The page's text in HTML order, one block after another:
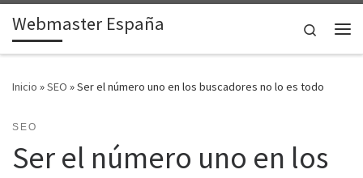
Saltar al contenido
Webmaster España
Search
Inicio »SEO »Ser el número uno en los buscadores no lo es todo
SEO
Ser el número uno en los